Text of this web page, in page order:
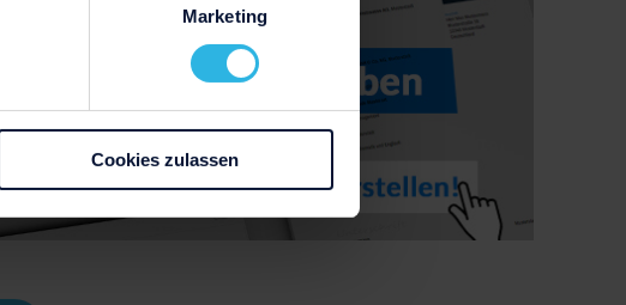
Marketing
Cookies zulassen